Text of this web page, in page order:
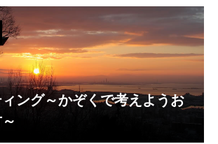
ちに一人一台の
ング～かぞくで考えようお